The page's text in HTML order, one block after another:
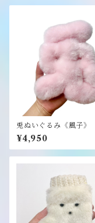
兎ぬいぐるみ《風子》
¥4,950